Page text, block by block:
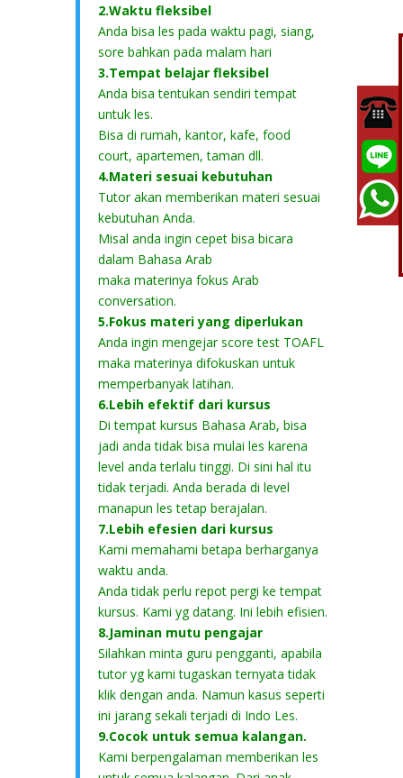
2.Waktu fleksibel
Anda bisa les pada waktu pagi, siang,
sore bahkan pada malam hari
3.Tempat belajar fleksibel
Anda bisa tentukan sendiri tempat
untuk les.
Bisa di rumah, kantor, kafe, food
court, apartemen, taman dll.
4.Materi sesuai kebutuhan
Tutor akan memberikan materi sesuai
kebutuhan Anda.
Misal anda ingin cepet bisa bicara
dalam Bahasa Arab
maka materinya fokus Arab
conversation.
5.Fokus materi yang diperlukan
Anda ingin mengejar score test TOAFL
maka materinya difokuskan untuk
memperbanyak latihan.
6.Lebih efektif dari kursus
Di tempat kursus Bahasa Arab, bisa
jadi anda tidak bisa mulai les karena
level anda terlalu tinggi. Di sini hal itu
tidak terjadi. Anda berada di level
manapun les tetap berajalan.
7.Lebih efesien dari kursus
Kami memahami betapa berharganya
waktu anda.
Anda tidak perlu repot pergi ke tempat
kursus. Kami yg datang. Ini lebih efisien.
8.Jaminan mutu pengajar
Silahkan minta guru pengganti, apabila
tutor yg kami tugaskan ternyata tidak
klik dengan anda. Namun kasus seperti
ini jarang sekali terjadi di Indo Les.
9.Cocok untuk semua kalangan.
Kami berpengalaman memberikan les